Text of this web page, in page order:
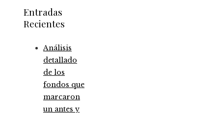
Entradas
Recientes
Análisis
detallado
de los
fondos que
marcaron
un antes y